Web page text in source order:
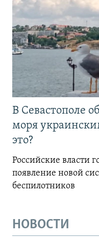
В Севастополе
моря
это?
Российские власти
появление новой
беспилотников
НОВОСТИ